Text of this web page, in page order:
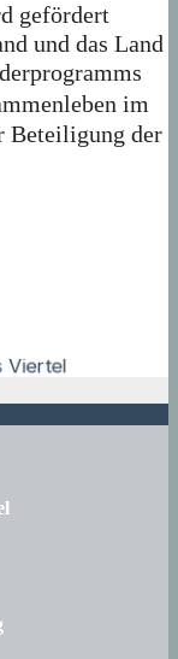
gefördert
und das Land
im
Beteiligung der